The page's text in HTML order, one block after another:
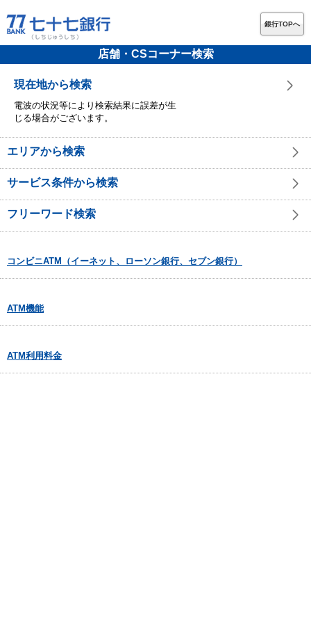
銀行TOPへ
店舗・CSコーナー検索
現在地から検索
電波の状況等により検索結果に誤差が生
じる場合がございます。
エリアから検索
サービス条件から検索
フリーワード検索
コンビニATM（イーネット、ローソン銀行、セブン銀行）
ATM機能
ATM利用料金